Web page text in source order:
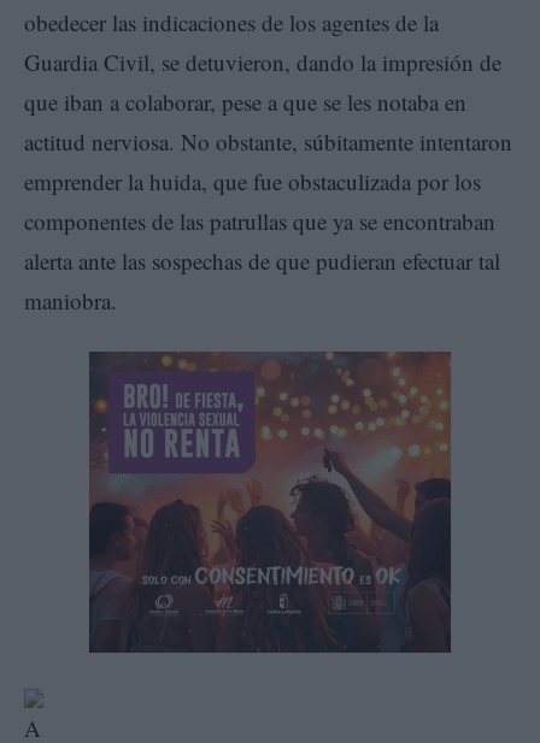
obedecer las indicaciones de los agentes de la
Guardia Civil, se detuvieron, dando la impresión de
que iban a colaborar, pese a que se les notaba en
actitud nerviosa. No obstante, súbitamente intentaron
emprender la huida, que fue obstaculizada por los
componentes de las patrullas que ya se encontraban
alerta ante las sospechas de que pudieran efectuar tal
maniobra.